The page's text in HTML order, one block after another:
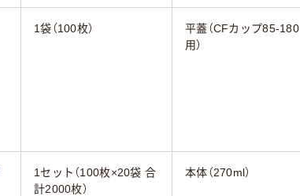
1袋（100枚）
平蓋（CFカップ85-180
用）
1セット（100枚×20袋 合
計2000枚）
本体（270ml）